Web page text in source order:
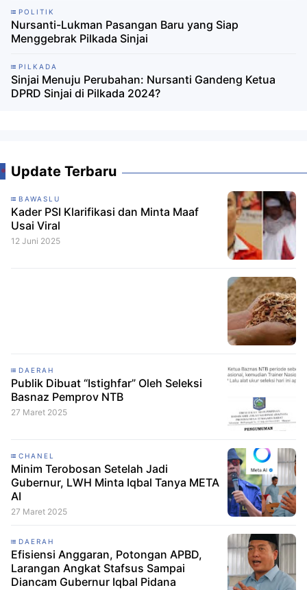
POLITIK
Nursanti-Lukman Pasangan Baru yang Siap
Menggebrak Pilkada Sinjai
PILKADA
Sinjai Menuju Perubahan: Nursanti Gandeng Ketua
DPRD Sinjai di Pilkada 2024?
Update Terbaru
BAWASLU
Kader PSI Klarifikasi dan Minta Maaf
Usai Viral
12 Juni 2025
DAERAH
Publik Dibuat “Istighfar” Oleh Seleksi
Basnaz Pemprov NTB
27 Maret 2025
CHANEL
Minim Terobosan Setelah Jadi
Gubernur, LWH Minta Iqbal Tanya META
AI
27 Maret 2025
DAERAH
Efisiensi Anggaran, Potongan APBD,
Larangan Angkat Stafsus Sampai
Diancam Gubernur Iqbal Pidana